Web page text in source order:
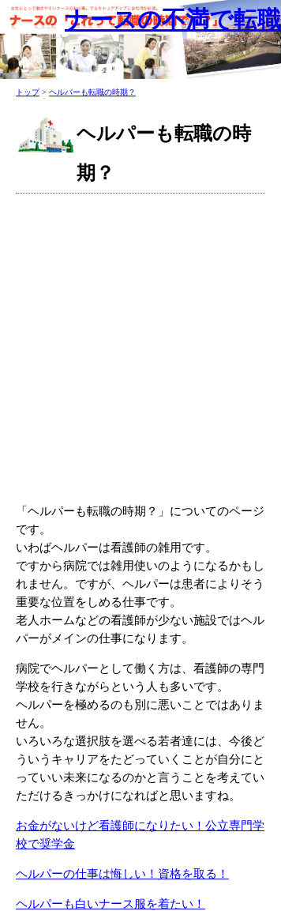
ナースの不満で転職
トップ> ヘルパーも転職の時期？
ヘルパーも転職の時
期？
「ヘルパーも転職の時期？」についてのページ
です。
いわばヘルパーは看護師の雑用です。
ですから病院では雑用使いのようになるかもし
れません。ですが、ヘルパーは患者によりそう
重要な位置をしめる仕事です。
老人ホームなどの看護師が少ない施設ではヘル
パーがメインの仕事になります。
病院でヘルパーとして働く方は、看護師の専門
学校を行きながらという人も多いです。
ヘルパーを極めるのも別に悪いことではありま
せん。
いろいろな選択肢を選べる若者達には、今後ど
ういうキャリアをたどっていくことが自分にと
っていい未来になるのかと言うことを考えてい
ただけるきっかけになればと思いますね。
お金がないけど看護師になりたい！公立専門学
校で奨学金
ヘルパーの仕事は悔しい！資格を取る！
ヘルパーも白いナース服を着たい！